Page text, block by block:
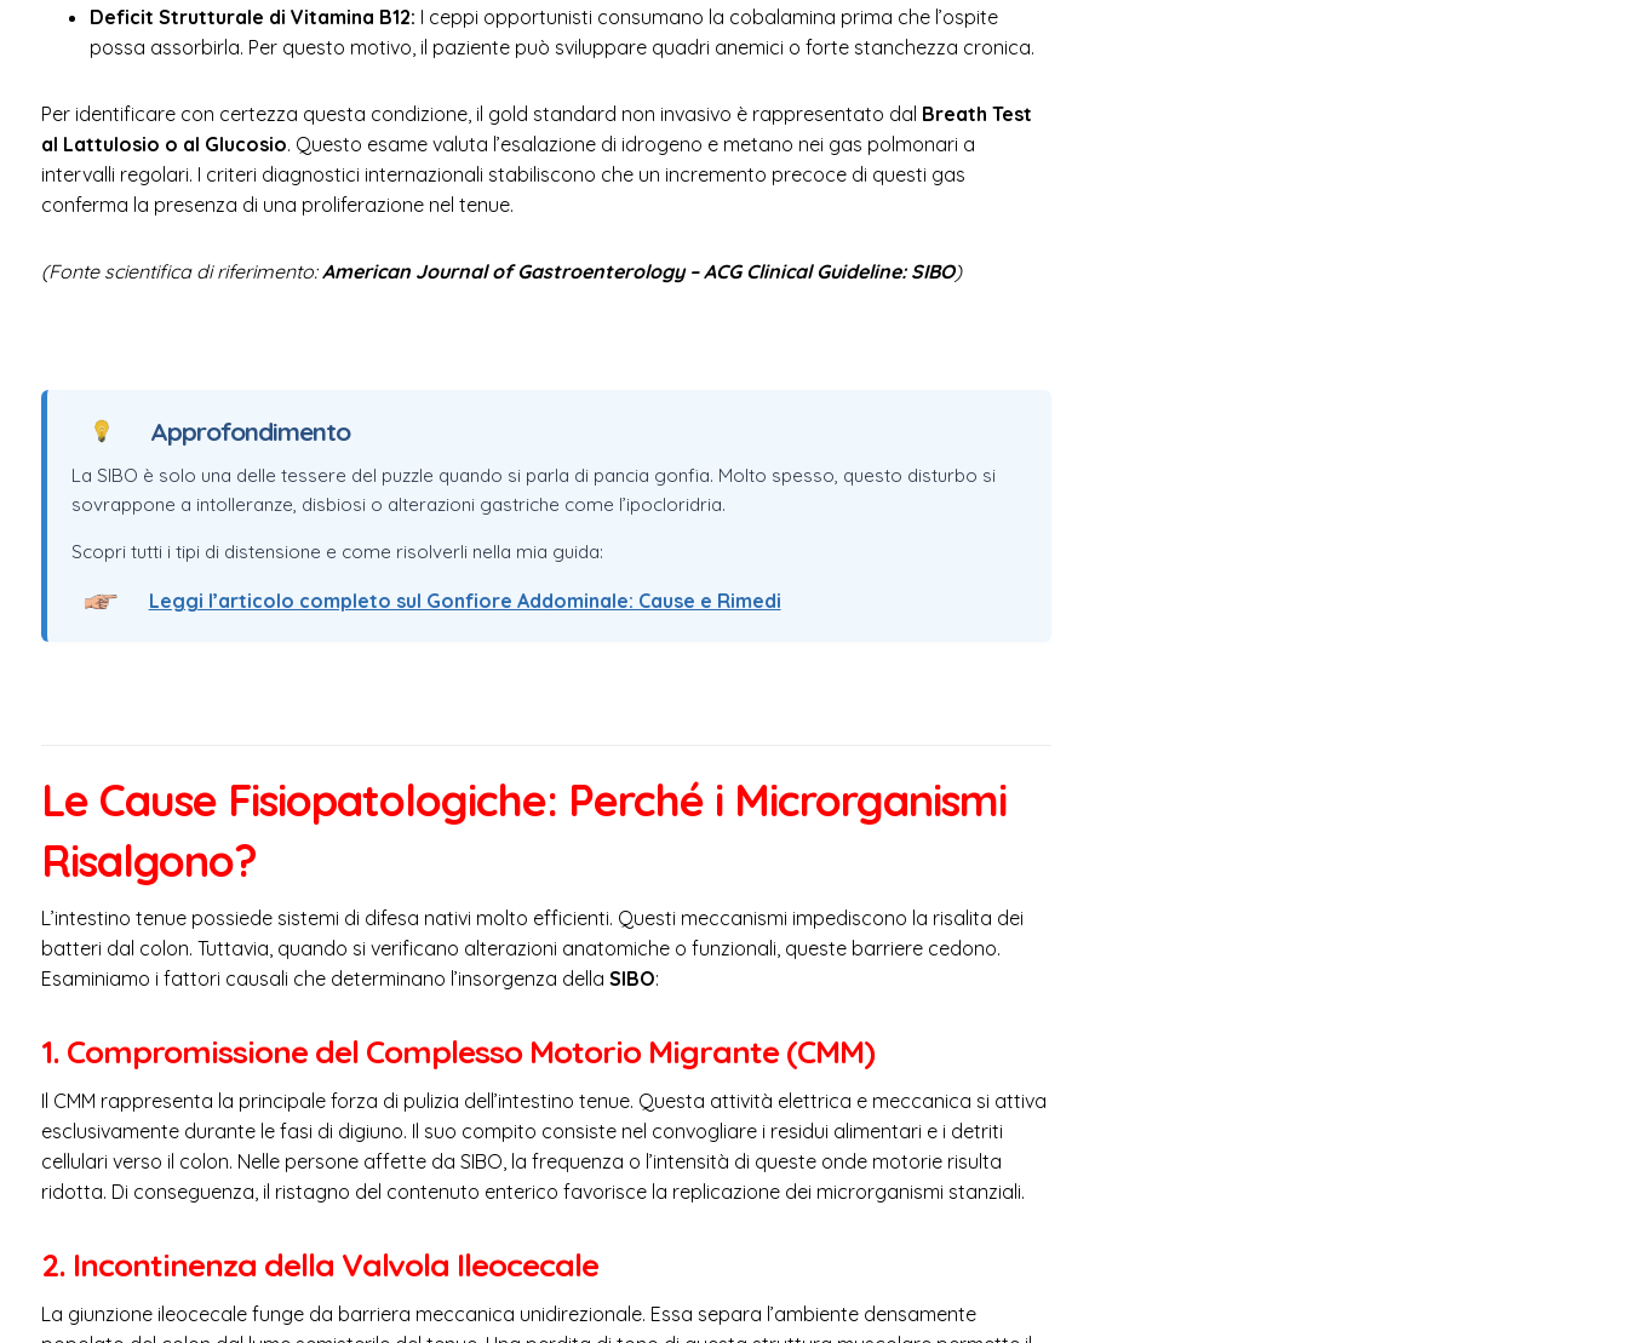
Deficit Strutturale di Vitamina B12: I ceppi opportunisti consumano la cobalamina prima che l’ospite
possa assorbirla. Per questo motivo, il paziente può sviluppare quadri anemici o forte stanchezza cronica.
Per identificare con certezza questa condizione, il gold standard non invasivo è rappresentato dal Breath Test
al Lattulosio o al Glucosio. Questo esame valuta l’esalazione di idrogeno e metano nei gas polmonari a
intervalli regolari. I criteri diagnostici internazionali stabiliscono che un incremento precoce di questi gas
conferma la presenza di una proliferazione nel tenue.
(Fonte scientifica di riferimento:American Journal of Gastroenterology – ACG Clinical Guideline: SIBO)
Approfondimento
La SIBO è solo una delle tessere del puzzle quando si parla di pancia gonfia. Molto spesso, questo disturbo si
sovrappone a intolleranze, disbiosi o alterazioni gastriche come l’ipocloridria.
Scopri tutti i tipi di distensione e come risolverli nella mia guida:
Leggi l’articolo completo sul Gonfiore Addominale: Cause e Rimedi
Le Cause Fisiopatologiche: Perché i Microrganismi
Risalgono?
L’intestino tenue possiede sistemi di difesa nativi molto efficienti. Questi meccanismi impediscono la risalita dei
batteri dal colon. Tuttavia, quando si verificano alterazioni anatomiche o funzionali, queste barriere cedono.
Esaminiamo i fattori causali che determinano l’insorgenza della SIBO:
1. Compromissione del Complesso Motorio Migrante (CMM)
Il CMM rappresenta la principale forza di pulizia dell’intestino tenue. Questa attività elettrica e meccanica si attiva
esclusivamente durante le fasi di digiuno. Il suo compito consiste nel convogliare i residui alimentari e i detriti
cellulari verso il colon. Nelle persone affette da SIBO, la frequenza o l’intensità di queste onde motorie risulta
ridotta. Di conseguenza, il ristagno del contenuto enterico favorisce la replicazione dei microrganismi stanziali.
2. Incontinenza della Valvola Ileocecale
La giunzione ileocecale funge da barriera meccanica unidirezionale. Essa separa l’ambiente densamente